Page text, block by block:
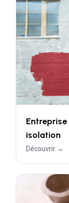
isolation
Découvrir →